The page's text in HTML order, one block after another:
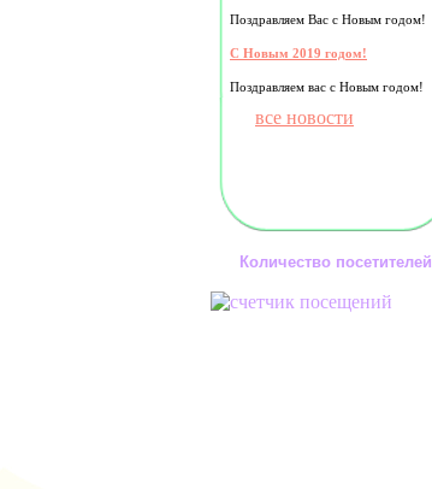
Поздравляем Вас с Новым годом!
С Новым 2019 годом!
Поздравляем вас с Новым годом!
все новости
Количество посетителей